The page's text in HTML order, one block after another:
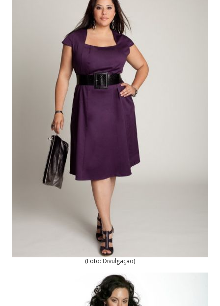
(Foto: Divulgação)